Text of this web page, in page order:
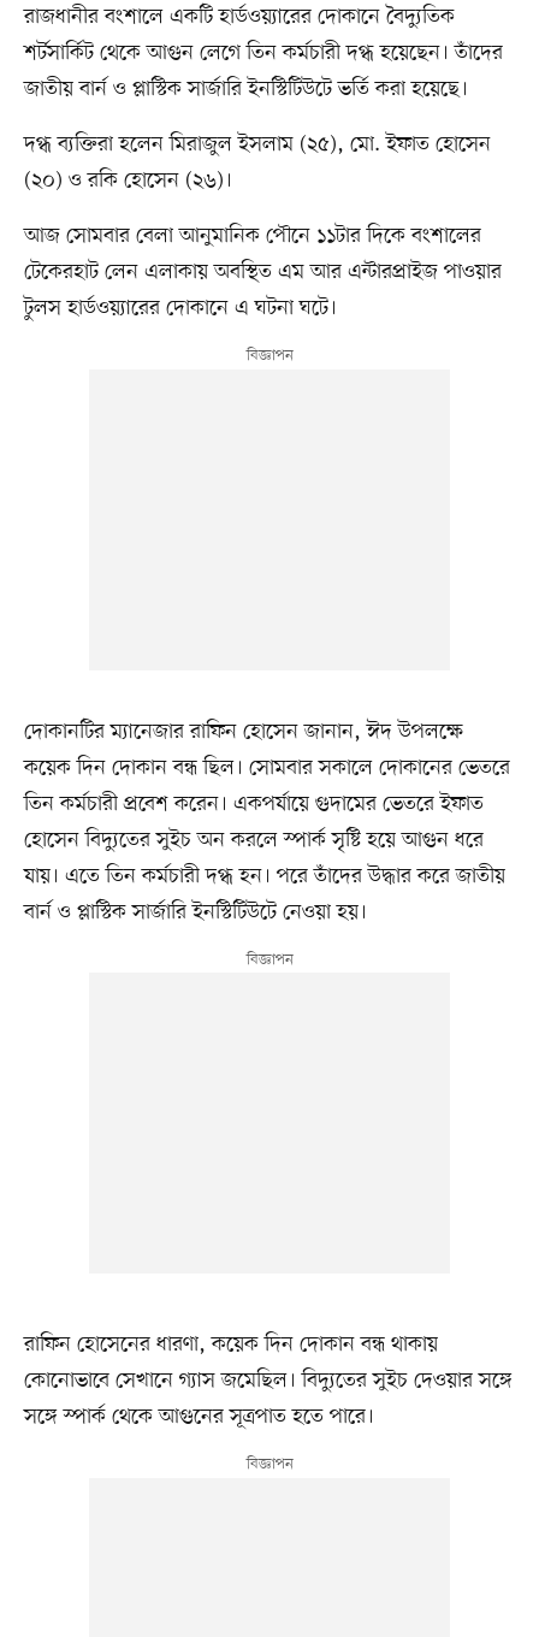
রাজধানীর বংশালে একটি হার্ডওয়্যারের দোকানে বৈদ্যুতিক
শর্টসার্কিট থেকে আগুন লেগে তিন কর্মচারী দগ্ধ হয়েছেন। তাঁদের
জাতীয় বার্ন ও প্লাস্টিক সার্জারি ইনস্টিটিউটে ভর্তি করা হয়েছে।
দগ্ধ ব্যক্তিরা হলেন মিরাজুল ইসলাম (২৫), মো. ইফাত হোসেন
(২০) ও রকি হোসেন (২৬)।
আজ সোমবার বেলা আনুমানিক পৌনে ১১টার দিকে বংশালের
টেকেরহাট লেন এলাকায় অবস্থিত এম আর এন্টারপ্রাইজ পাওয়ার
টুলস হার্ডওয়্যারের দোকানে এ ঘটনা ঘটে।
দোকানটির ম্যানেজার রাফিন হোসেন জানান, ঈদ উপলক্ষে
কয়েক দিন দোকান বন্ধ ছিল। সোমবার সকালে দোকানের ভেতরে
তিন কর্মচারী প্রবেশ করেন। একপর্যায়ে গুদামের ভেতরে ইফাত
হোসেন বিদ্যুতের সুইচ অন করলে স্পার্ক সৃষ্টি হয়ে আগুন ধরে
যায়। এতে তিন কর্মচারী দগ্ধ হন। পরে তাঁদের উদ্ধার করে জাতীয়
বার্ন ও প্লাস্টিক সার্জারি ইনস্টিটিউটে নেওয়া হয়।
রাফিন হোসেনের ধারণা, কয়েক দিন দোকান বন্ধ থাকায়
কোনোভাবে সেখানে গ্যাস জমেছিল। বিদ্যুতের সুইচ দেওয়ার সঙ্গে
সঙ্গে স্পার্ক থেকে আগুনের সূত্রপাত হতে পারে।